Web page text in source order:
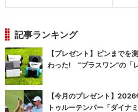
記事ランキング
【プレゼント】ピンまでを
わった! “プラスワン”の「
【今月のプレゼント】
トゥルーテンパー「ダイナ